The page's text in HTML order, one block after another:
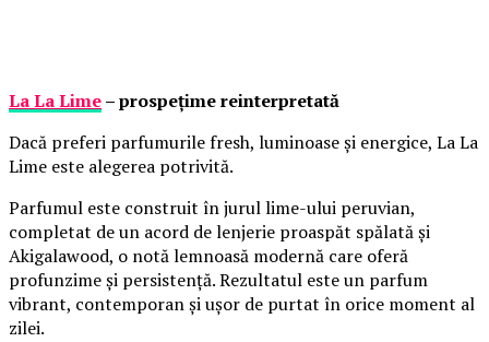
La La Lime– prospețime reinterpretată
Dacă preferi parfumurile fresh, luminoase și energice, La La
Lime este alegerea potrivită.
Parfumul este construit în jurul lime-ului peruvian,
completat de un acord de lenjerie proaspăt spălată și
Akigalawood, o notă lemnoasă modernă care oferă
profunzime și persistență. Rezultatul este un parfum
vibrant, contemporan și ușor de purtat în orice moment al
zilei.